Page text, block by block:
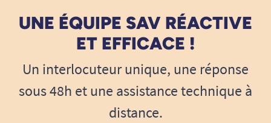
personnes âgées, handicapées ou blessées
temporairement ayant des difficultés à lever le
Son design épuré et discret permet de l’intégrer
facilement dans toute salle de bain, sans
stigmatisation ni aspect médical marqué. Elle est
UNE ÉQUIPE SAV RÉACTIVE
ET EFFICACE !
Un interlocuteur unique, une réponse
sous 48h et une assistance technique à
distance.